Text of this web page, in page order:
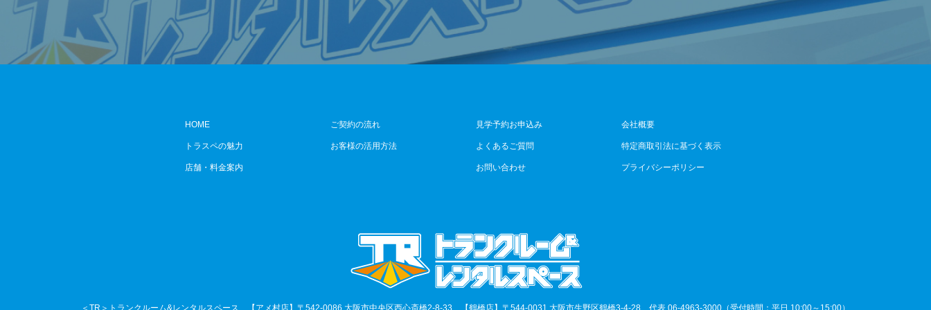
HOME
トラスペの魅力
店舗・料金案内
ご契約の流れ
お客様の活用方法
見学予約お申込み
よくあるご質問
お問い合わせ
会社概要
特定商取引法に基づく表示
プライバシーポリシー
＜TR＞トランクルーム&レンタルスペース 【アメ村店】〒542-0086 大阪市中央区西心斎橋2-8-33 【鶴橋店】〒544-0031 大阪市生野区鶴橋3-4-28 代表 06-4963-3000（受付時間：平日 10:00～15:00）